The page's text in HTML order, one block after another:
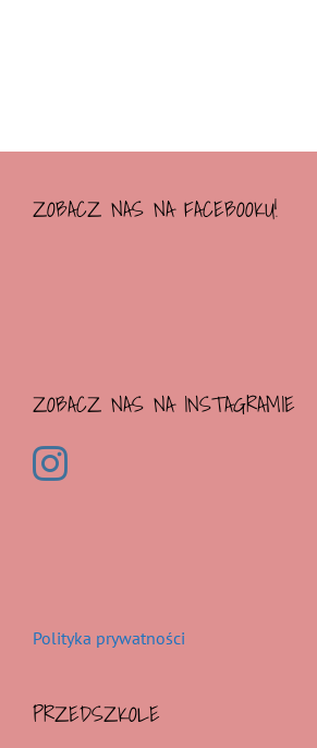
ZOBACZ NAS NA FACEBOOKU!
ZOBACZ NAS NA INSTAGRAMIE
Polityka prywatności
PRZEDSZKOLE